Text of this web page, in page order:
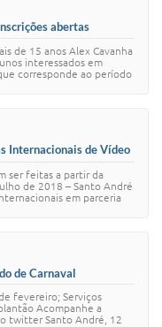
abertas
de 15 anos Alex Cavanha
interessados em
corresponde ao período
Internacionais de Vídeo
ser feitas a partir da
de 2018 – Santo André
em parceria
de Carnaval
fevereiro; Serviços
Acompanhe a
twitter Santo André, 12